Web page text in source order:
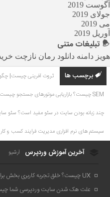
آگوست 2019
جولای 2019
می 2019
آوریل 2019
تبلیغاتمتنی
هویز دامنه دانلود رمان نازچت
برچسب ها ثروت آفرینی چیست|
SEM چیست؟ بازاریابی موتورهای جستجو چیست؟
چند زبانه بودن سایت در سئو مفید است؟ سئو
سیستم های نرم افزاری مدیریت فرایند کسب و کار
آخرین آموزش وردپرس آرشیو
UX چیست؟ خلق تجربه کاربری بخش برای کاربر وبسایت شما
علت هک شدن سایت وردپرسی شما چیست؟ ۷